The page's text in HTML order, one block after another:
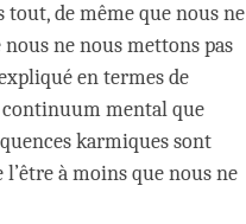
de même que nous ne
ne nous mettons pas
en termes de
continuum mental que
karmiques sont
à moins que nous ne